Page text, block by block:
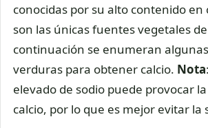
conocidas por su alto contenido en
son las únicas fuentes vegetales
continuación se enumeran
verduras para obtener calcio. Nota
elevado de sodio puede provocar
calcio, por lo que es mejor evitar la